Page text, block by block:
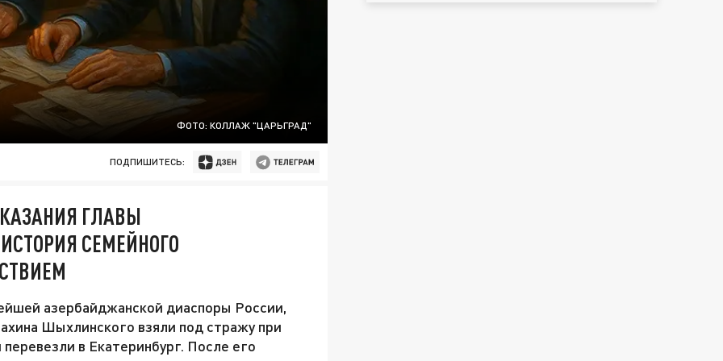
ФОТО: КОЛЛАЖ "ЦАРЬГРАД"
ПОДПИШИТЕСЬ:
ГЛАВЫ
СЕМЕЙНОГО
азербайджанской диаспоры России,
Шыхлинского взяли под стражу при
в Екатеринбург. После его